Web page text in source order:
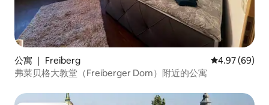
公寓 ｜ Freiberg 平均评分 4.97
4.97 (69)
弗莱贝格大教堂（Freiberger Dom）附近的公寓